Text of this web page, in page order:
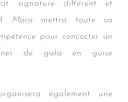
signature différent et
Marismettra toute sa
pour concocter un
de gala en guise
également une